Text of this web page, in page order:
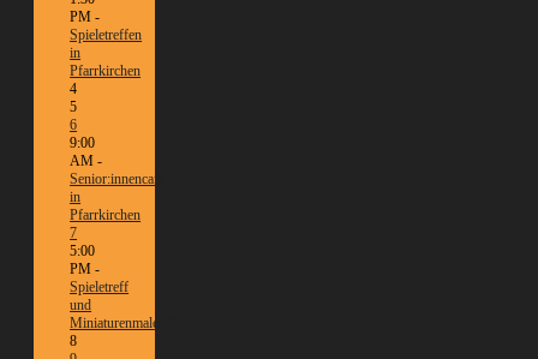
PM -
Spieletreffen
in
Pfarrkirchen
4
5
6
9:00
AM -
Senior:innencafé
in
Pfarrkirchen
7
5:00
PM -
Spieletreff
und
Miniaturenmalen/Tabletop
8